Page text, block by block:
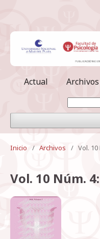
Actual Archivos
Inicio / Archivos / Vol. 10
Vol. 10 Núm.